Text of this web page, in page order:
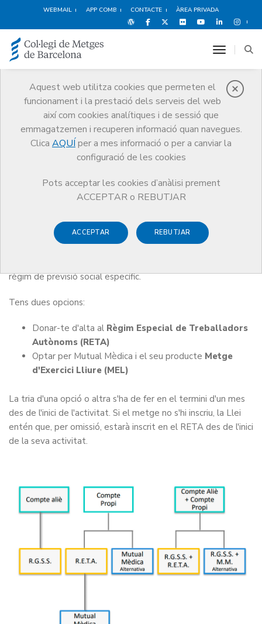
WEBMAIL APP COMB CONTACTE ÀREA PRIVADA
Aquest web utilitza cookies que permeten el
funcionament i la prestació dels serveis del web
així com cookies analítiques i de sessió que
emmagatzemen i recuperen informació quan navegues.
Clica AQUÍ per a mes informació o per a canviar la
configuració de les cookies
Pots acceptar les cookies d’anàlisi prement
ACCEPTAR o REBUTJAR
ACCEPTAR REBUTJAR
toggle
Medicina Privada
Orientació Professional
Medicina Privada
Alta en règim de previsió social: cobertura RETA/MEL
social: cobertura RETA/MEL
règim de previsió social específic.
Tens dues opcions:
Donar-te d'alta al Règim Especial de Treballadors
Autònoms (RETA)
Optar per Mutual Mèdica i el seu producte Metge
d'Exercici Lliure (MEL)
La tria d'una opció o altra s'ha de fer en el termini d'un mes
des de l'inici de l'activitat. Si el metge no s'hi inscriu, la Llei
entén que, per omissió, estarà inscrit en el RETA des de l'inici
de la seva activitat.